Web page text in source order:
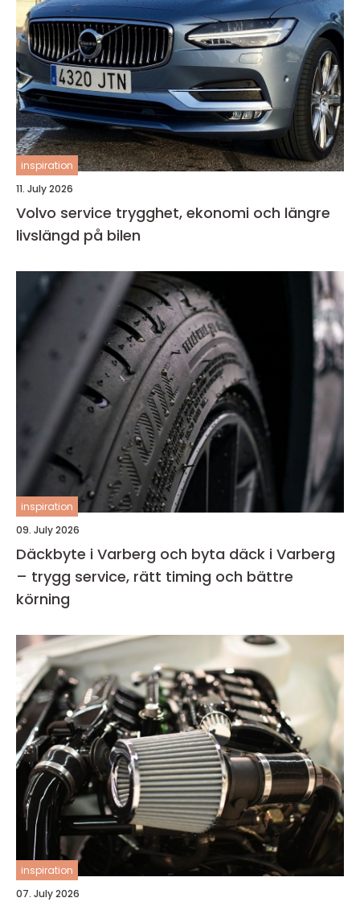
inspiration
11. July 2026
Volvo service trygghet, ekonomi och längre
livslängd på bilen
inspiration
09. July 2026
Däckbyte i Varberg och byta däck i Varberg
– trygg service, rätt timing och bättre
körning
inspiration
07. July 2026